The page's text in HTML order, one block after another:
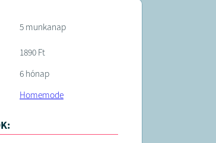
5 munkanap
1890 Ft
6 hónap
Homemode